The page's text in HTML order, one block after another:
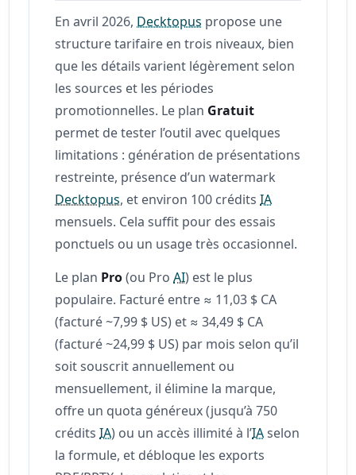
En avril 2026, Decktopus propose une
structure tarifaire en trois niveaux, bien
que les détails varient légèrement selon
les sources et les périodes
promotionnelles. Le plan Gratuit
permet de tester l’outil avec quelques
limitations : génération de présentations
restreinte, présence d’un watermark
Decktopus, et environ 100 créditsIA
mensuels. Cela suffit pour des essais
ponctuels ou un usage très occasionnel.
Le plan Pro(ou ProAI) est le plus
populaire. Facturé entre ≈ 11,03 $ CA
(facturé ~7,99 $ US) et ≈ 34,49 $ CA
(facturé ~24,99 $ US) par mois selon qu’il
soit souscrit annuellement ou
mensuellement, il élimine la marque,
offre un quota généreux (jusqu’à 750
créditsIA) ou un accès illimité à l’IAselon
la formule, et débloque les exports